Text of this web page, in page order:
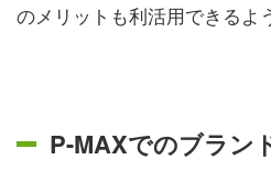
のメリットも利活用できるよ
P-MAXでのブラン